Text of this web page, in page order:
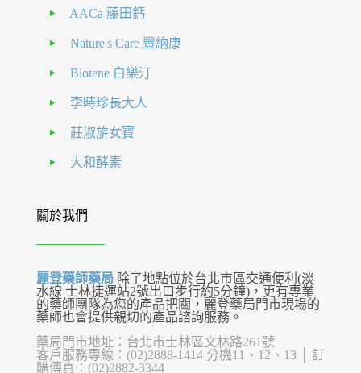
AACa 藤田鈣
Nature's Care 豐納康
Biotene 白樂汀
李時珍長大人
莊淑旂女寶
大和酵素
關於我們
麗登藥師藥局 除了地點位於台北市區交通便利(淡
水線 士林捷運站2號出口步行約5分鐘)，更有專業
的藥師團隊為您的產品把關，麗登藥局門市現場的
藥師也會提供親切的產品諮詢服務。
藥局門市地址：台北市士林區文林路261號
客戶服務專線：(02)2888-1414 分機11、12、13 │ 訂
購傳真：(02)2882-3344